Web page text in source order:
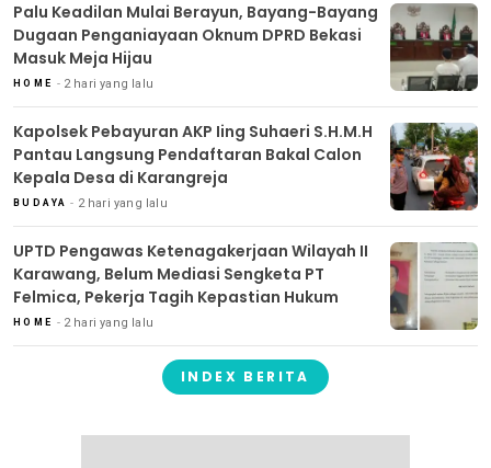
Palu Keadilan Mulai Berayun, Bayang-Bayang
Dugaan Penganiayaan Oknum DPRD Bekasi
Masuk Meja Hijau
HOME 2 hari yang lalu
Kapolsek Pebayuran AKP Iing Suhaeri S.H.M.H
Pantau Langsung Pendaftaran Bakal Calon
Kepala Desa di Karangreja
BUDAYA 2 hari yang lalu
UPTD Pengawas Ketenagakerjaan Wilayah II
Karawang, Belum Mediasi Sengketa PT
Felmica, Pekerja Tagih Kepastian Hukum
HOME 2 hari yang lalu
INDEX BERITA